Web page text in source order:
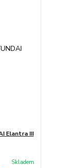
Elantra III
Skladem